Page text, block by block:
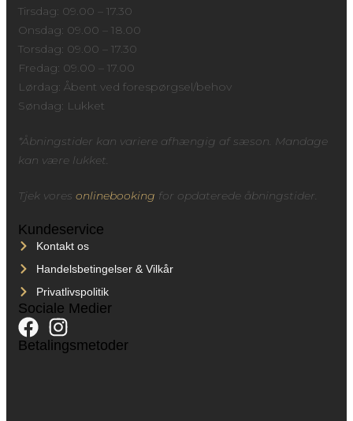
Tirsdag: 09.00 – 17.30
Onsdag: 09.00 – 18.00
Torsdag: 09.00 – 17.30
Fredag: 09.00 – 17.00
Lørdag: Åbent ved forespørgsel/behov
Søndag: Lukket
*Åbningstider kan variere afhængig af sæson. Mandage
kan være lukket.
Tjek vores onlinebooking for opdaterede åbningstider.
Kundeservice
Kontakt os
Handelsbetingelser & Vilkår
Privatlivspolitik
Sociale Medier
Betalingsmetoder